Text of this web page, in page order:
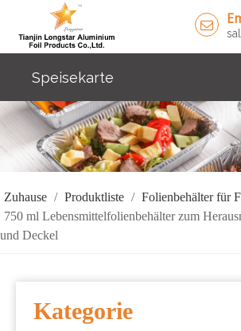
Speisekarte
ZUHAUSE
PRODUKTE
ÜBER UNS
Zuhause / Produktliste / Folienbehälter für
750 ml Lebensmittelfolienbehälter zum
und Deckel
Kategorie